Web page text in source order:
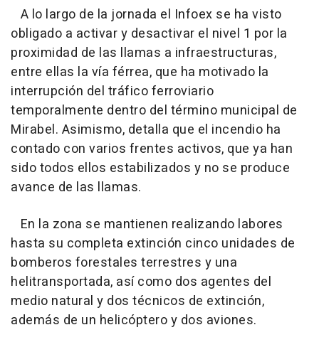
A lo largo de la jornada el Infoex se ha visto
obligado a activar y desactivar el nivel 1 por la
proximidad de las llamas a infraestructuras,
entre ellas la vía férrea, que ha motivado la
interrupción del tráfico ferroviario
temporalmente dentro del término municipal de
Mirabel. Asimismo, detalla que el incendio ha
contado con varios frentes activos, que ya han
sido todos ellos estabilizados y no se produce
avance de las llamas.
En la zona se mantienen realizando labores
hasta su completa extinción cinco unidades de
bomberos forestales terrestres y una
helitransportada, así como dos agentes del
medio natural y dos técnicos de extinción,
además de un helicóptero y dos aviones.